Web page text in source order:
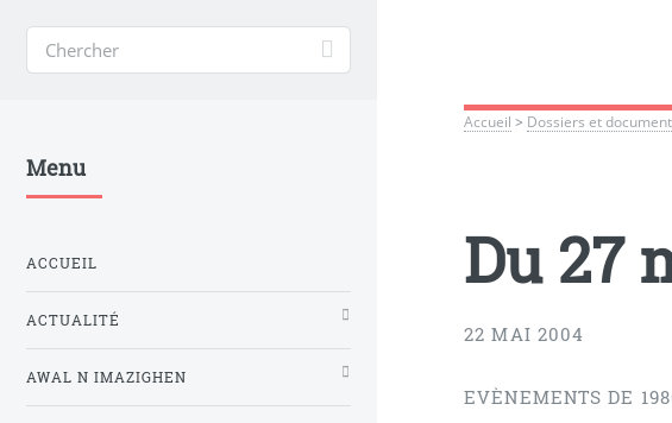
Accueil > Dossiers et
Du 27
22 MAI 2004
EVÈNEMENTS DE
Menu
ACCUEIL
ACTUALITÉ
AWAL N IMAZIGHEN